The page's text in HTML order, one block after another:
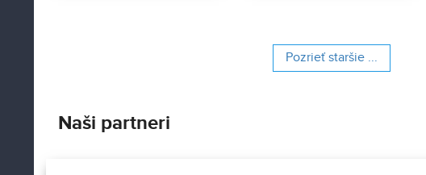
Pozrieť staršie ...
Naši partneri